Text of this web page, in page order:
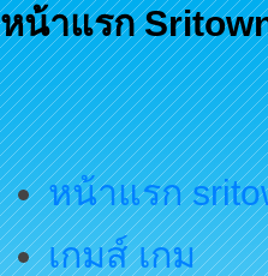
หน้าแรก
หน้าแรก
เกมส์ เกม